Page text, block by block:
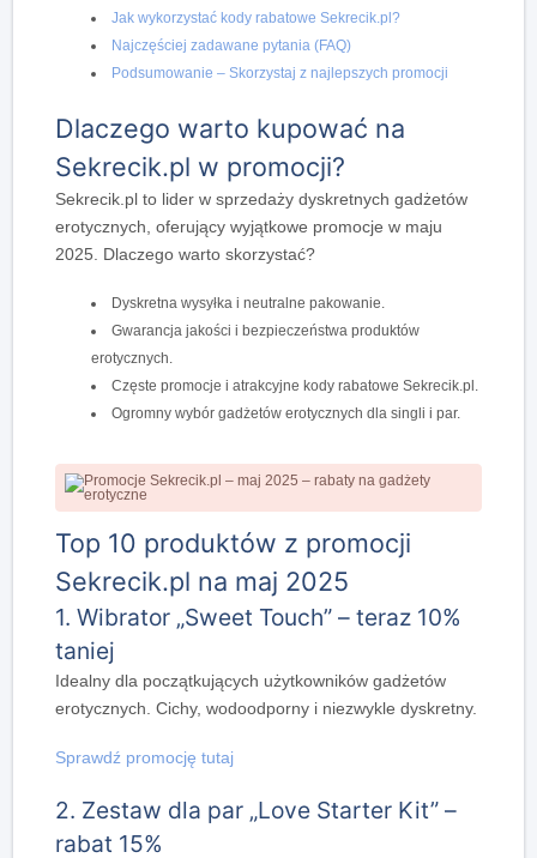
Jak wykorzystać kody rabatowe Sekrecik.pl?
Najczęściej zadawane pytania (FAQ)
Podsumowanie – Skorzystaj z najlepszych promocji
Dlaczego warto kupować na
Sekrecik.pl w promocji?
Sekrecik.pl to lider w sprzedaży dyskretnych gadżetów
erotycznych, oferujący wyjątkowe promocje w maju
2025. Dlaczego warto skorzystać?
Dyskretna wysyłka i neutralne pakowanie.
Gwarancja jakości i bezpieczeństwa produktów
erotycznych.
Częste promocje i atrakcyjne kody rabatowe Sekrecik.pl.
Ogromny wybór gadżetów erotycznych dla singli i par.
Top 10 produktów z promocji
Sekrecik.pl na maj 2025
1. Wibrator „Sweet Touch” – teraz 10%
taniej
Idealny dla początkujących użytkowników gadżetów
erotycznych. Cichy, wodoodporny i niezwykle dyskretny.
Sprawdź promocję tutaj
2. Zestaw dla par „Love Starter Kit” –
rabat 15%